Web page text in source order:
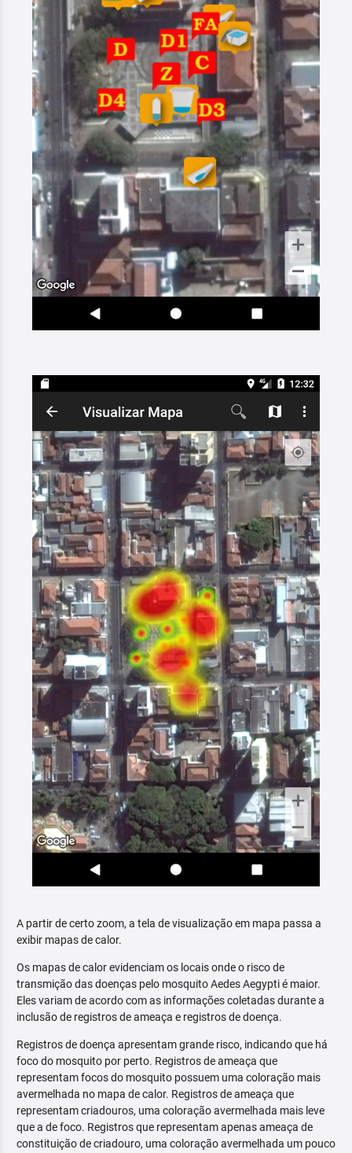
A partir de certo zoom, a tela de visualização em mapa passa a
exibir mapas de calor.
Os mapas de calor evidenciam os locais onde o risco de
transmição das doenças pelo mosquito Aedes Aegypti é maior.
Eles variam de acordo com as informações coletadas durante a
inclusão de registros de ameaça e registros de doença.
Registros de doença apresentam grande risco, indicando que há
foco do mosquito por perto. Registros de ameaça que
representam focos do mosquito possuem uma coloração mais
avermelhada no mapa de calor. Registros de ameaça que
representam criadouros, uma coloração avermelhada mais leve
que a de foco. Registros que representam apenas ameaça de
constituição de criadouro, uma coloração avermelhada um pouco